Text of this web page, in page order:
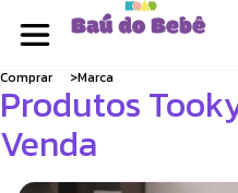
Comprar Marca
Produtos
Venda